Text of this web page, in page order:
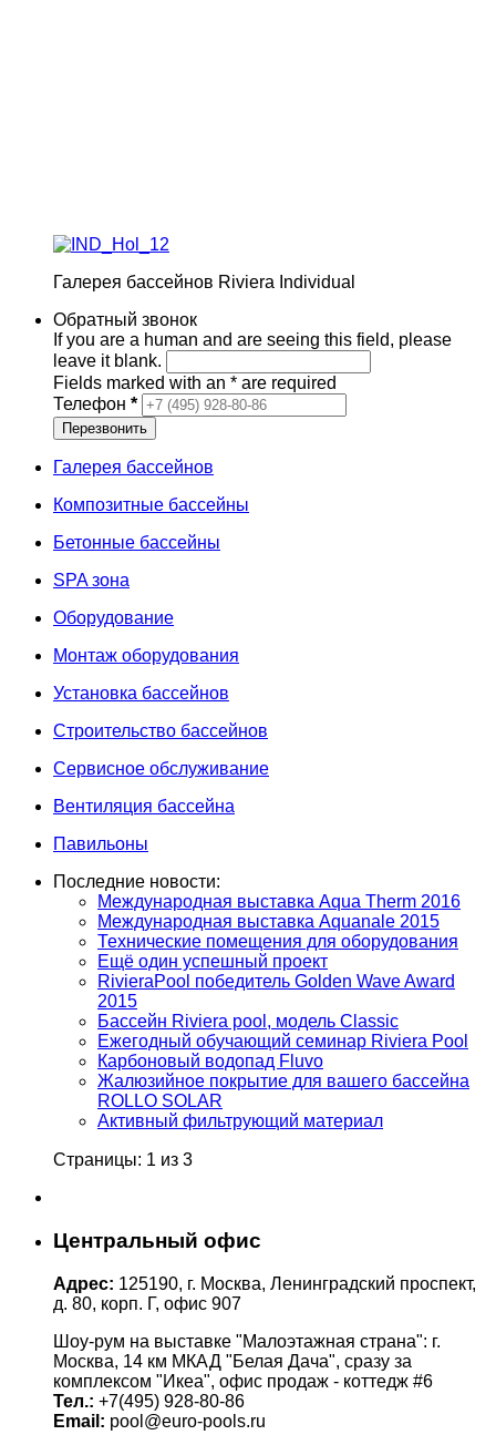
Галерея бассейнов Riviera Individual
Обратный звонок
If you are a human and are seeing this field, please
leave it blank.
Fields marked with an * are required
Телефон *
Галерея бассейнов
Композитные бассейны
Бетонные бассейны
SPA зона
Оборудование
Монтаж оборудования
Установка бассейнов
Строительство бассейнов
Сервисное обслуживание
Вентиляция бассейна
Павильоны
Последние новости:
Международная выставка Aqua Therm 2016
Международная выставка Aquanale 2015
Технические помещения для оборудования
Ещё один успешный проект
RivieraPool победитель Golden Wave Award
2015
Бассейн Riviera pool, модель Classic
Ежегодный обучающий семинар Riviera Pool
Карбоновый водопад Fluvo
Жалюзийное покрытие для вашего бассейна
ROLLO SOLAR
Активный фильтрующий материал
Страницы: 1 из 3
Центральный офис
Адрес: 125190, г. Москва, Ленинградский проспект,
д. 80, корп. Г, офис 907
Шоу-рум на выставке "Малоэтажная страна": г.
Москва, 14 км МКАД "Белая Дача", сразу за
комплексом "Икеа", офис продаж - коттедж #6
Тел.: +7(495) 928-80-86
Email: pool@euro-pools.ru